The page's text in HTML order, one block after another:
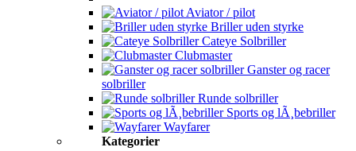
Aviator / pilot
Briller uden styrke
Cateye Solbriller
Clubmaster
Ganster og racer
solbriller
Runde solbriller
Sports og lÃ¸bebriller
Wayfarer
Kategorier